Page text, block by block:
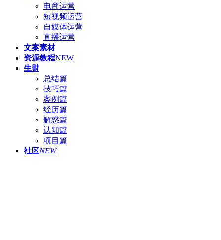
电商运营
短视频运营
自媒体运营
直播运营
文案素材
资源教程NEW
生财
总结篇
技巧篇
案例篇
经历篇
解惑篇
认知篇
项目篇
社区NEW